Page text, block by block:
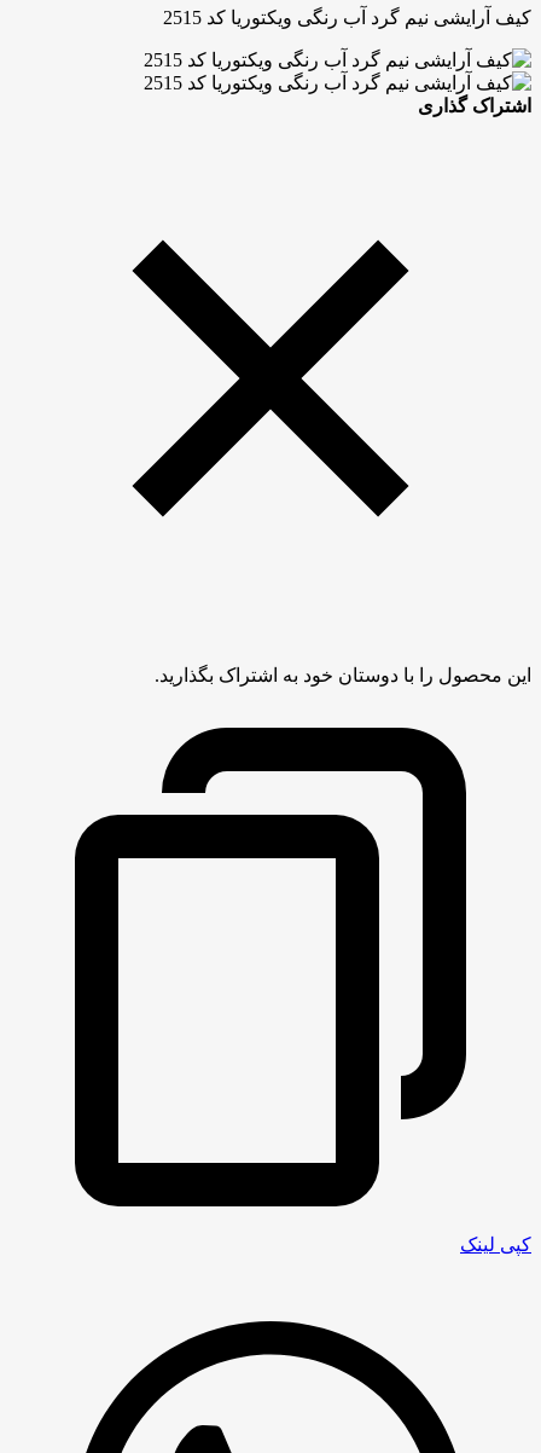
کیف آرایشی نیم گرد آب رنگی ویکتوریا کد 2515
اشتراک گذاری
این محصول را با دوستان خود به اشتراک بگذارید.
کپی لینک